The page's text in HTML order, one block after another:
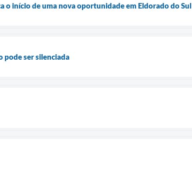
o início de uma nova oportunidade em Eldorado do Sul
pode ser silenciada